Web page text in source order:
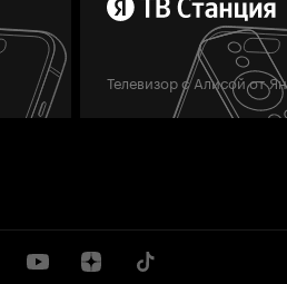
Телевизор с Алисой от